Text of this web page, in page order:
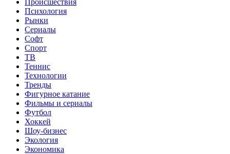
Психология
Рынки
Сериалы
Софт
Спорт
ТВ
Теннис
Технологии
Тренды
Фигурное катание
Фильмы и сериалы
Футбол
Хоккей
Шоу-бизнес
Экология
Экономика